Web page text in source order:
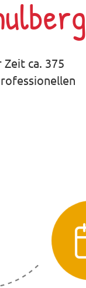
ca. 375